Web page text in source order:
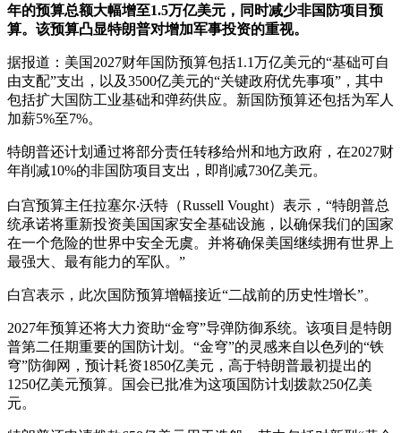
年的预算总额大幅增至1.5万亿美元，同时减少非国防项目预
算。该预算凸显特朗普对增加军事投资的重视。
据报道：美国2027财年国防预算包括1.1万亿美元的“基础可自
由支配”支出，以及3500亿美元的“关键政府优先事项”，其中
包括扩大国防工业基础和弹药供应。新国防预算还包括为军人
加薪5%至7%。
特朗普还计划通过将部分责任转移给州和地方政府，在2027财
年削减10%的非国防项目支出，即削减730亿美元。
白宫预算主任拉塞尔‧沃特（Russell Vought）表示，“特朗普总
统承诺将重新投资美国国家安全基础设施，以确保我们的国家
在一个危险的世界中安全无虞。并将确保美国继续拥有世界上
最强大、最有能力的军队。”
白宫表示，此次国防预算增幅接近“二战前的历史性增长”。
2027年预算还将大力资助“金穹”导弹防御系统。该项目是特朗
普第二任期重要的国防计划。“金穹”的灵感来自以色列的“铁
穹”防御网，预计耗资1850亿美元，高于特朗普最初提出的
1250亿美元预算。国会已批准为这项国防计划拨款250亿美
元。